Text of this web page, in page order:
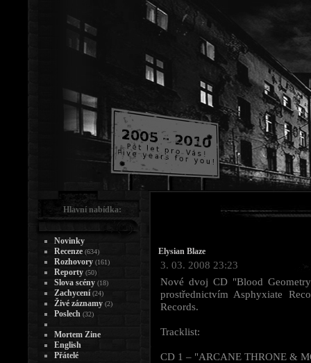
Elysian Blaze
3. 03. 2008 23:23
Nové dvoj CD "Blood
prostřednictvím Asphyxiate
Records.
Tracklist:
CD 1 – "ARCANE THRONE &
Hlavní nabídka:
Novinky
Recenze (634)
Rozhovory (161)
Reporty (50)
Slova scény (18)
Zachycení (24)
Živé záznamy (2)
Poslech (32)
Mortem Zine
English
Přátelé